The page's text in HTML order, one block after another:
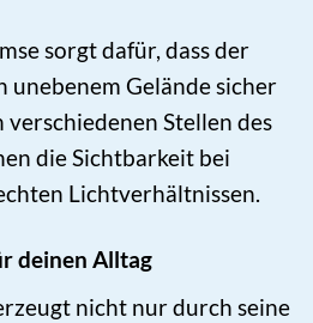
sorgt dafür, dass der
unebenem Gelände sicher
Stellen des
die Sichtbarkeit bei
Lichtverhältnissen.
deinen Alltag
nicht nur durch seine